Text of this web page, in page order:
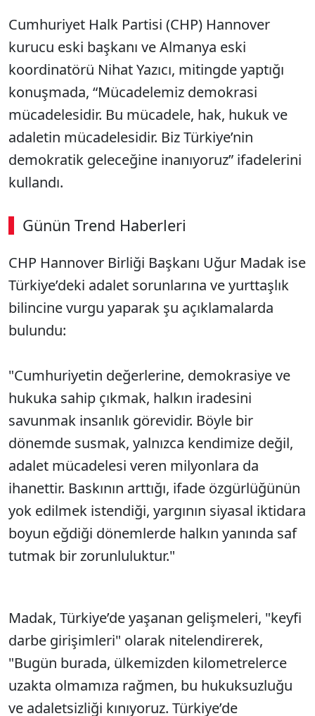
Cumhuriyet Halk Partisi (CHP) Hannover
kurucu eski başkanı ve Almanya eski
koordinatörü Nihat Yazıcı, mitingde yaptığı
konuşmada, “Mücadelemiz demokrasi
mücadelesidir. Bu mücadele, hak, hukuk ve
adaletin mücadelesidir. Biz Türkiye’nin
demokratik geleceğine inanıyoruz” ifadelerini
kullandı.
Günün Trend Haberleri
SÖZCÜ SON DAKİKA
CHP Hannover Birliği Başkanı Uğur Madak ise
Türkiye’deki adalet sorunlarına ve yurttaşlık
bilincine vurgu yaparak şu açıklamalarda
bulundu:
"Cumhuriyetin değerlerine, demokrasiye ve
hukuka sahip çıkmak, halkın iradesini
savunmak insanlık görevidir. Böyle bir
dönemde susmak, yalnızca kendimize değil,
adalet mücadelesi veren milyonlara da
ihanettir. Baskının arttığı, ifade özgürlüğünün
yok edilmek istendiği, yargının siyasal iktidara
boyun eğdiği dönemlerde halkın yanında saf
tutmak bir zorunluluktur."
Madak, Türkiye’de yaşanan gelişmeleri, "keyfi
darbe girişimleri" olarak nitelendirerek,
"Bugün burada, ülkemizden kilometrelerce
uzakta olmamıza rağmen, bu hukuksuzluğu
ve adaletsizliği kınıyoruz. Türkiye’de